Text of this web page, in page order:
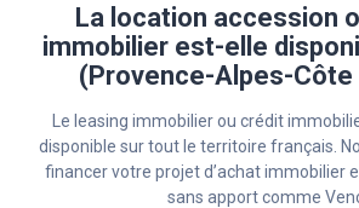
La location accession
immobilier est-elle
(Provence-Alpes-Côte
Le leasing immobilier ou crédit
disponible sur tout le territoire français.
financer votre projet d’achat immobilier
sans apport comme